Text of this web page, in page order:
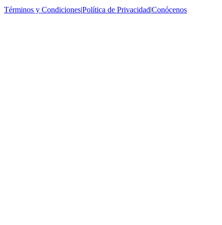
Términos y Condiciones|Política de Privacidad|Conócenos